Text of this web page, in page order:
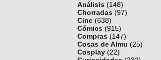
Análisis (148)
Chorradas (97)
Cine (638)
Cómics (915)
Compras (147)
Cosas de Almu (25)
Cosplay (22)